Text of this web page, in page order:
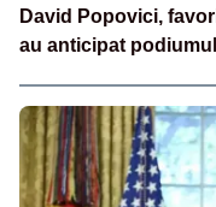
David Popovici,
au anticipat podiumul